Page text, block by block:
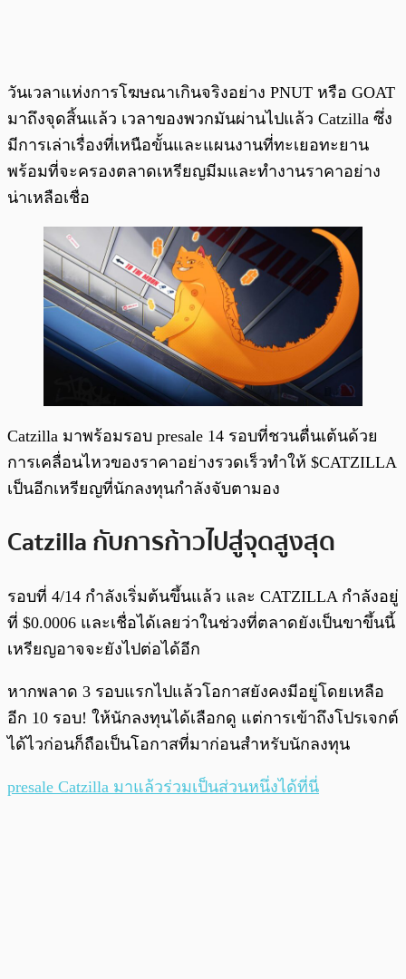
วันเวลาแห่งการโฆษณาเกินจริงอย่าง PNUT หรือ GOAT
มาถึงจุดสิ้นแล้ว เวลาของพวกมันผ่านไปแล้ว Catzilla ซึ่ง
มีการเล่าเรื่องที่เหนือขั้นและแผนงานที่ทะเยอทะยาน
พร้อมที่จะครองตลาดเหรียญมีมและทำงานราคาอย่าง
น่าเหลือเชื่อ
Catzilla มาพร้อมรอบ presale 14 รอบที่ชวนตื่นเต้นด้วย
การเคลื่อนไหวของราคาอย่างรวดเร็วทำให้ $CATZILLA
เป็นอีกเหรียญที่นักลงทุนกำลังจับตามอง
Catzilla กับการก้าวไปสู่จุดสูงสุด
รอบที่ 4/14 กำลังเริ่มต้นขึ้นแล้ว และ CATZILLA กำลังอยู่
ที่ $0.0006 และเชื่อได้เลยว่าในช่วงที่ตลาดยังเป็นขาขึ้นนี้
เหรียญอาจจะยังไปต่อได้อีก
หากพลาด 3 รอบแรกไปแล้วโอกาสยังคงมีอยู่โดยเหลือ
อีก 10 รอบ! ให้นักลงทุนได้เลือกดู แต่การเข้าถึงโปรเจกต์
ได้ไวก่อนก็ถือเป็นโอกาสที่มาก่อนสำหรับนักลงทุน
presale Catzilla มาแล้วร่วมเป็นส่วนหนึ่งได้ที่นี่